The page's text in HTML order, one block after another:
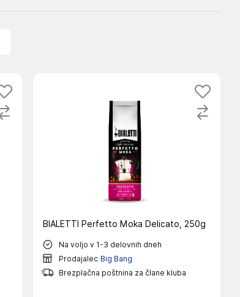
BIALETTI Perfetto Moka Delicato, 250g
Na voljo v 1-3 delovnih dneh
Prodajalec Big Bang
Brezplačna poštnina za člane kluba